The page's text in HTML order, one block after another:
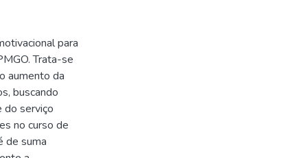
para
Trata-se
aumento da
buscando
do serviço
no curso de
de suma